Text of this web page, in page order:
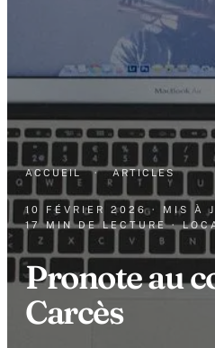
ACCUEIL · ARTICLES
10 FÉVRIER 2026 · MIS À
17 MIN DE LECTURE ·
Pronote au
Carcès